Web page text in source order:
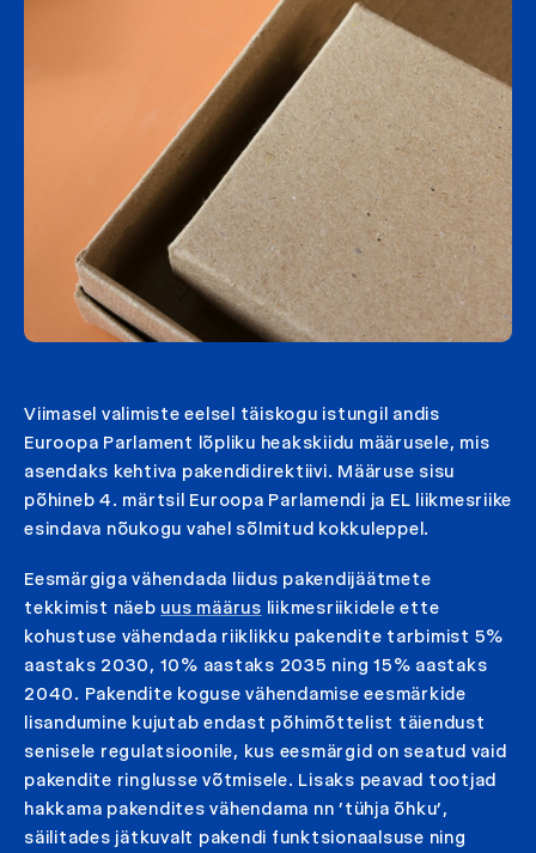
Viimasel valimiste eelsel täiskogu istungil andis
Euroopa Parlament lõpliku heakskiidu määrusele, mis
asendaks kehtiva pakendidirektiivi. Määruse sisu
põhineb 4. märtsil Euroopa Parlamendi ja EL liikmesriike
esindava nõukogu vahel sõlmitud kokkuleppel.
Eesmärgiga vähendada liidus pakendijäätmete
tekkimist näeb uus määrus liikmesriikidele ette
kohustuse vähendada riiklikku pakendite tarbimist 5%
aastaks 2030, 10% aastaks 2035 ning 15% aastaks
2040. Pakendite koguse vähendamise eesmärkide
lisandumine kujutab endast põhimõttelist täiendust
senisele regulatsioonile, kus eesmärgid on seatud vaid
pakendite ringlusse võtmisele. Lisaks peavad tootjad
hakkama pakendites vähendama nn ’tühja õhku’,
säilitades jätkuvalt pakendi funktsionaalsuse ning